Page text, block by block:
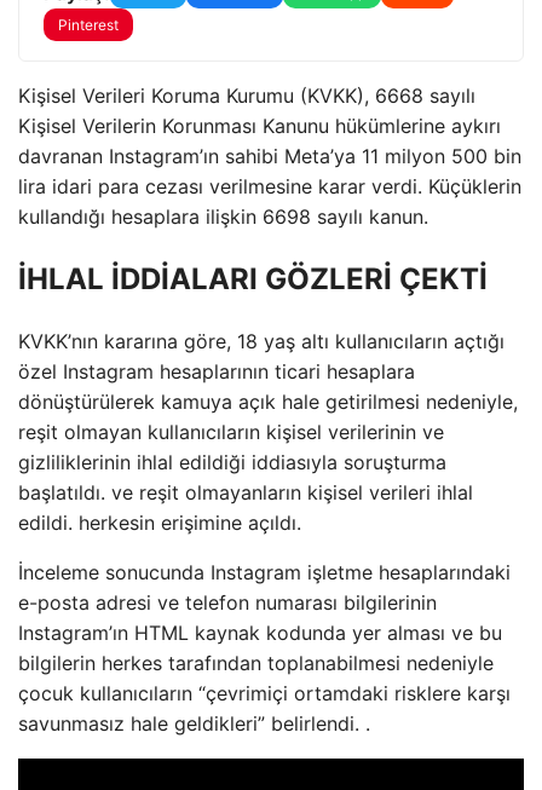
Pinterest
Kişisel Verileri Koruma Kurumu (KVKK), 6668 sayılı
Kişisel Verilerin Korunması Kanunu hükümlerine aykırı
davranan Instagram’ın sahibi Meta’ya 11 milyon 500 bin
lira idari para cezası verilmesine karar verdi. Küçüklerin
kullandığı hesaplara ilişkin 6698 sayılı kanun.
İHLAL İDDİALARI GÖZLERİ ÇEKTİ
KVKK’nın kararına göre, 18 yaş altı kullanıcıların açtığı
özel Instagram hesaplarının ticari hesaplara
dönüştürülerek kamuya açık hale getirilmesi nedeniyle,
reşit olmayan kullanıcıların kişisel verilerinin ve
gizliliklerinin ihlal edildiği iddiasıyla soruşturma
başlatıldı. ve reşit olmayanların kişisel verileri ihlal
edildi. herkesin erişimine açıldı.
İnceleme sonucunda Instagram işletme hesaplarındaki
e-posta adresi ve telefon numarası bilgilerinin
Instagram’ın HTML kaynak kodunda yer alması ve bu
bilgilerin herkes tarafından toplanabilmesi nedeniyle
çocuk kullanıcıların “çevrimiçi ortamdaki risklere karşı
savunmasız hale geldikleri” belirlendi. .